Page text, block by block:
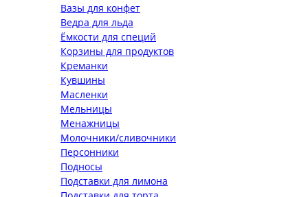
Вазы для конфет
Ведра для льда
Ёмкости для специй
Корзины для продуктов
Креманки
Кувшины
Масленки
Мельницы
Менажницы
Молочники/сливочники
Персонники
Подносы
Подставки для лимона